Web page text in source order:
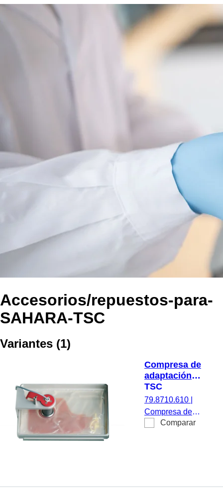
Accesorios/repuestos-para-
SAHARA-TSC
Variantes (1)
Compresa de
adaptación
TSC
79.8710.610
Compresa de
adaptación
Comparar